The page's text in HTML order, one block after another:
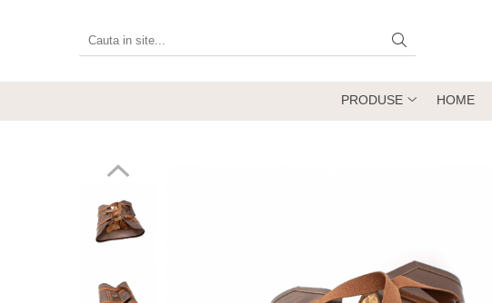
Produse
Grătare, plite și accesorii
Încălzitoare terasă electrice
Accesorii grătare și vetre de foc
Accesorii șemineu și decorațiuni
PRODUSE HOME